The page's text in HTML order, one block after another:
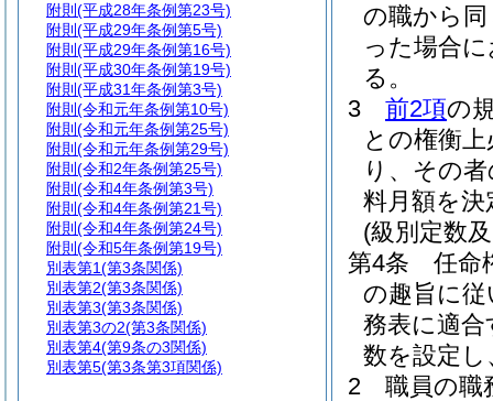
の職から
った場合
る。
3
前2項の
との権衡
り、その
料月額を
(級別定数
第4条
任命
の趣旨に
務表に適
数を設定
2
職員の職
附則 (平成28年条例第23号)
附則 (平成29年条例第5号)
附則 (平成29年条例第16号)
附則 (平成30年条例第19号)
附則 (平成31年条例第3号)
附則 (令和元年条例第10号)
附則 (令和元年条例第25号)
附則 (令和元年条例第29号)
附則 (令和2年条例第25号)
附則 (令和4年条例第3号)
附則 (令和4年条例第21号)
附則 (令和4年条例第24号)
附則 (令和5年条例第19号)
別表第1(第3条関係)
別表第2(第3条関係)
別表第3(第3条関係)
別表第3の2(第3条関係)
別表第4(第9条の3関係)
別表第5(第3条第3項関係)